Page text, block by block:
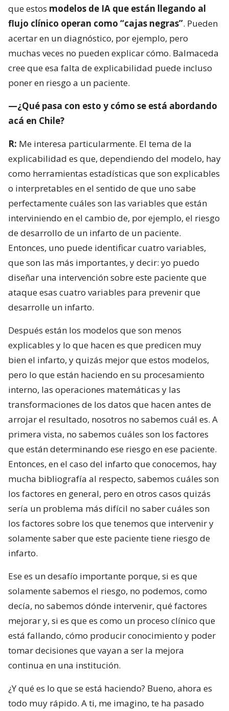
que estos modelos de IA que están llegando al
flujo clínico operan como “cajas negras”. Pueden
acertar en un diagnóstico, por ejemplo, pero
muchas veces no pueden explicar cómo. Balmaceda
cree que esa falta de explicabilidad puede incluso
poner en riesgo a un paciente.
—¿Qué pasa con esto y cómo se está abordando
acá en Chile?
R: Me interesa particularmente. El tema de la
explicabilidad es que, dependiendo del modelo, hay
como herramientas estadísticas que son explicables
o interpretables en el sentido de que uno sabe
perfectamente cuáles son las variables que están
interviniendo en el cambio de, por ejemplo, el riesgo
de desarrollo de un infarto de un paciente.
Entonces, uno puede identificar cuatro variables,
que son las más importantes, y decir: yo puedo
diseñar una intervención sobre este paciente que
ataque esas cuatro variables para prevenir que
desarrolle un infarto.
Después están los modelos que son menos
explicables y lo que hacen es que predicen muy
bien el infarto, y quizás mejor que estos modelos,
pero lo que están haciendo en su procesamiento
interno, las operaciones matemáticas y las
transformaciones de los datos que hacen antes de
arrojar el resultado, nosotros no sabemos cuál es. A
primera vista, no sabemos cuáles son los factores
que están determinando ese riesgo en ese paciente.
Entonces, en el caso del infarto que conocemos, hay
mucha bibliografía al respecto, sabemos cuáles son
los factores en general, pero en otros casos quizás
sería un problema más difícil no saber cuáles son
los factores sobre los que tenemos que intervenir y
solamente saber que este paciente tiene riesgo de
infarto.
Ese es un desafío importante porque, si es que
solamente sabemos el riesgo, no podemos, como
decía, no sabemos dónde intervenir, qué factores
mejorar y, si es que es como un proceso clínico que
está fallando, cómo producir conocimiento y poder
tomar decisiones que vayan a ser la mejora
continua en una institución.
¿Y qué es lo que se está haciendo? Bueno, ahora es
todo muy rápido. A ti, me imagino, te ha pasado